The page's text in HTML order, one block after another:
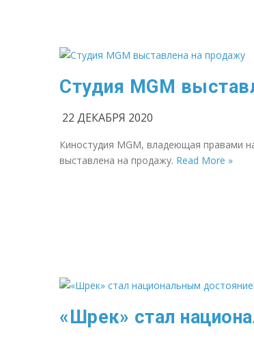
Студия MGM
22 ДЕКАБРЯ 2020
Киностудия MGM, владеющая правами
выставлена на продажу. Read More »
«Шрек» стал